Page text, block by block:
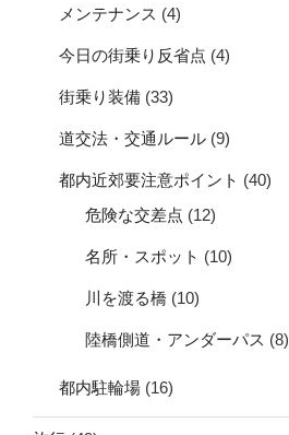
メンテナンス (4)
今日の街乗り反省点 (4)
街乗り装備 (33)
道交法・交通ルール (9)
都内近郊要注意ポイント (40)
危険な交差点 (12)
名所・スポット (10)
川を渡る橋 (10)
陸橋側道・アンダーパス (8)
都内駐輪場 (16)